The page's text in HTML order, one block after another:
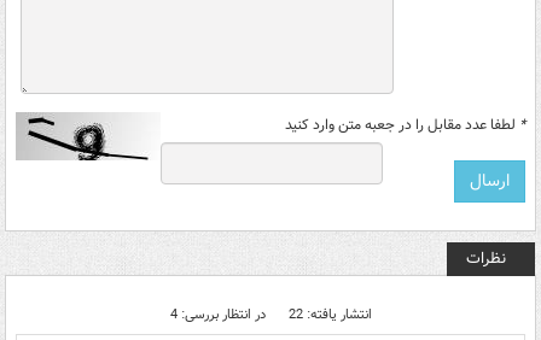
* لطفا عدد مقابل را در جعبه متن وارد کنید
نظرات
انتشار یافته: 22 در انتظار بررسی: 4